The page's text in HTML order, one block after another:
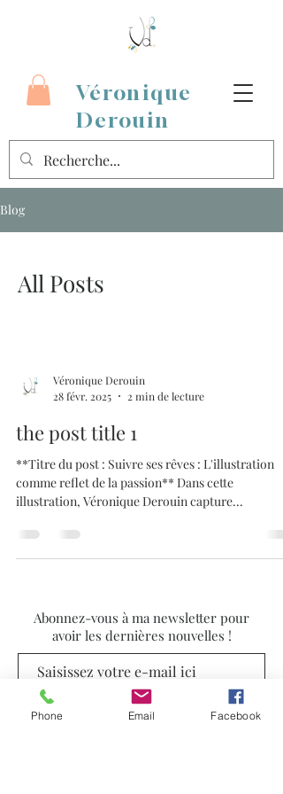
Véronique
Derouin
Blog
All Posts
Véronique Derouin
28 févr. 2025
2 min de lecture
the post title 1
**Titre du post : Suivre ses rêves : L'illustration
comme reflet de la passion** Dans cette
illustration, Véronique Derouin capture...
Abonnez-vous à ma newsletter pour
avoir les dernières nouvelles !
S'abonner
Phone Email Facebook